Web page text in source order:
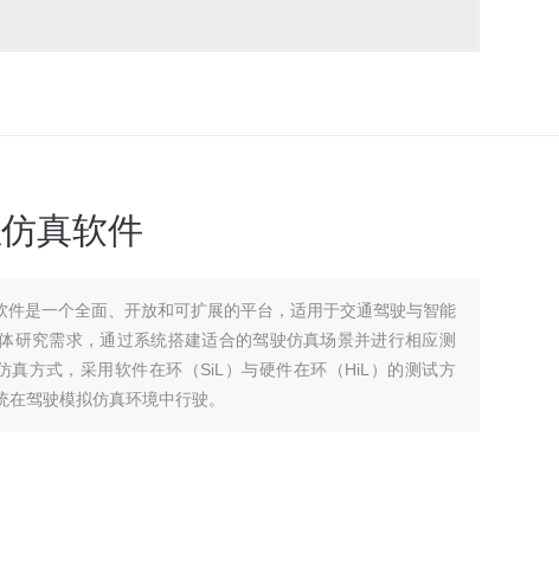
真软件
件是一个全面、开放和可扩展的平台，适用于交通驾驶与智能
研究需求，通过系统搭建适合的驾驶仿真场景并进行相应测
真方式，采用软件在环（SiL）与硬件在环（HiL）的测试方
驾驶模拟仿真环境中行驶。